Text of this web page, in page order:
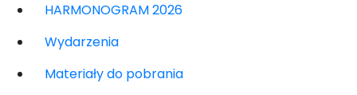
HARMONOGRAM 2026
Wydarzenia
Materiały do pobrania